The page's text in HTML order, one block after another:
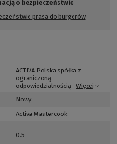
o bezpieczeństwie
prasa do burgerów
ACTIVA Polska spółka z
ograniczoną
odpowiedzialnością
Więcej
Nowy
Activa Mastercook
0.5